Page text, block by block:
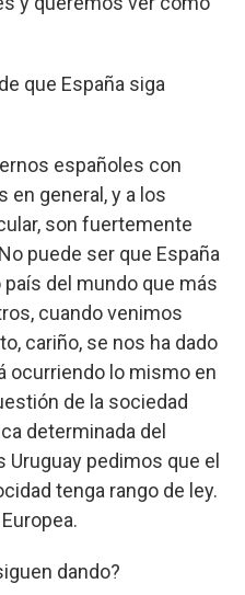
que España siga
españoles con
en general, y a los
son fuertemente
puede ser que España
del mundo que más
cuando venimos
cariño, se nos ha dado
ocurriendo lo mismo en
de la sociedad
determinada del
pedimos que el
tenga rango de ley.
dando?